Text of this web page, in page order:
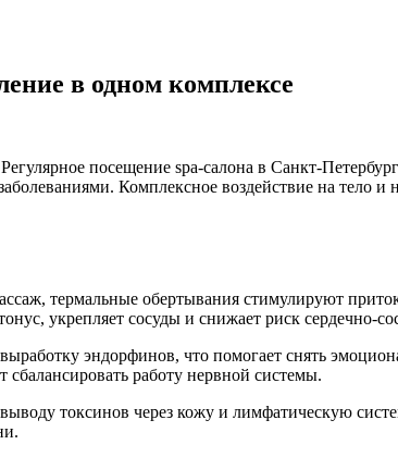
в одном комплексе
посещение spa-салона в Санкт-
Комплексное воздействие на тело
термальные обертывания стимулируют
укрепляет сосуды и снижает риск сердечно-
эндорфинов, что помогает снять
работу нервной системы.
токсинов через кожу и лимфатическую